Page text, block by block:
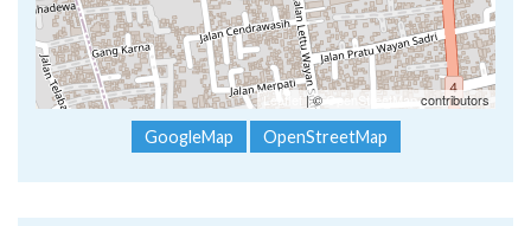
Leaflet | ©OpenStreetMap contributors
GoogleMap OpenStreetMap